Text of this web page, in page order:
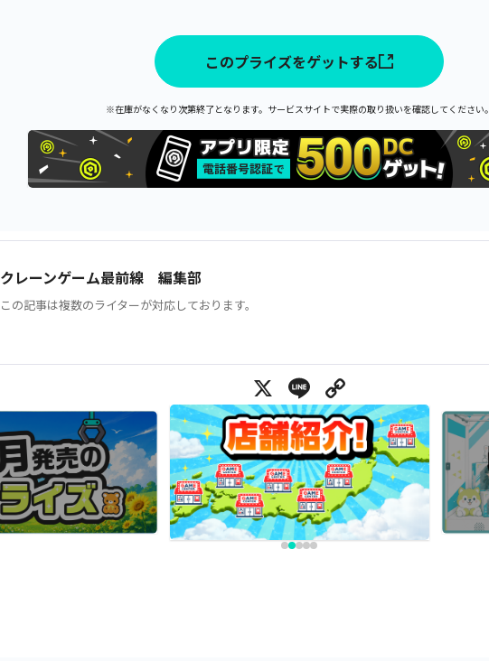
このプライズをゲットする
※在庫がなくなり次第終了となります。サービスサイトで実際の取り扱いを確認してください。
クレーンゲーム最前線 編集部
この記事は複数のライターが対応しております。
X Line